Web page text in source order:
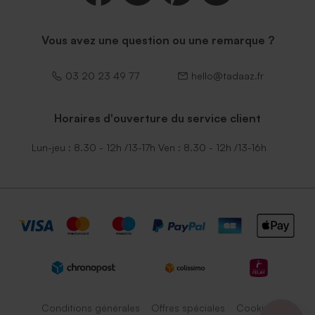
Vous avez une question ou une remarque ?
03 20 23 49 77 hello@tadaaz.fr
Horaires d'ouverture du service client
Lun-jeu : 8.30 - 12h /13-17h Ven : 8.30 - 12h /13-16h
Conditions générales Offres spéciales Cookies